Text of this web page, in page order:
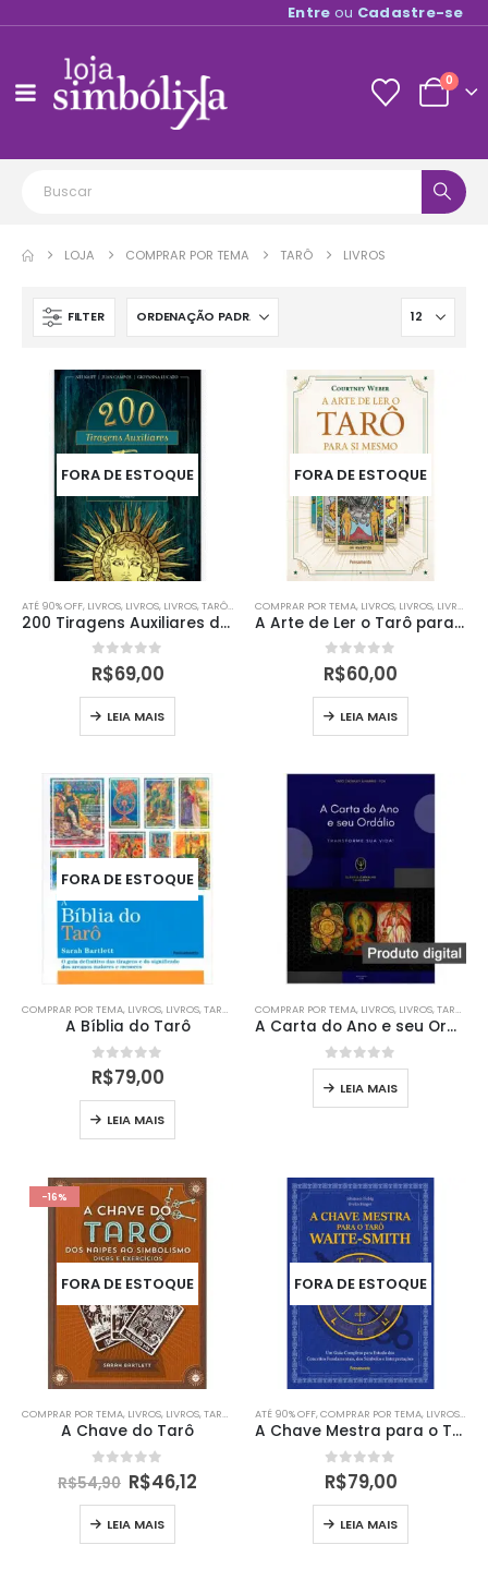
Entre ou Cadastre-se
0
LOJA COMPRAR POR TEMA TARÔ LIVROS
FILTER
FORA DE ESTOQUE
ATÉ 90% OFF, LIVROS, LIVROS, LIVROS,TARÔ TAROT
200 Tiragens Auxiliares do Tarô
0 out of 5
R$69,00
LEIA MAIS
FORA DE ESTOQUE
COMPRAR POR TEMA, LIVROS, LIVROS, LIVROS
A Arte de Ler o Tarô para Si Mesmo
0 out of 5
R$60,00
LEIA MAIS
FORA DE ESTOQUE
COMPRAR POR TEMA, LIVROS, LIVROS,TAROT
A Bíblia do Tarô
0out of 5
R$79,00
LEIA MAIS
COMPRAR POR TEMA, LIVROS, LIVROS,TAROT
A Carta do Ano e seu Ordálio
0out of 5
LEIA MAIS
-16%
FORA DE ESTOQUE
COMPRAR POR TEMA, LIVROS, LIVROS,TAROT
A Chave do Tarô
0 out of 5
R$54,90 R$46,12
LEIA MAIS
FORA DE ESTOQUE
ATÉ 90% OFF,COMPRAR POR TEMA, LIVROS,
A Chave Mestra para o Tarô Waite-Smith
0out of 5
R$79,00
LEIA MAIS